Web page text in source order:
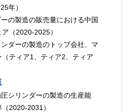
年）
（2020-2025）
ティア1、ティア2、ティア
2020-2031）